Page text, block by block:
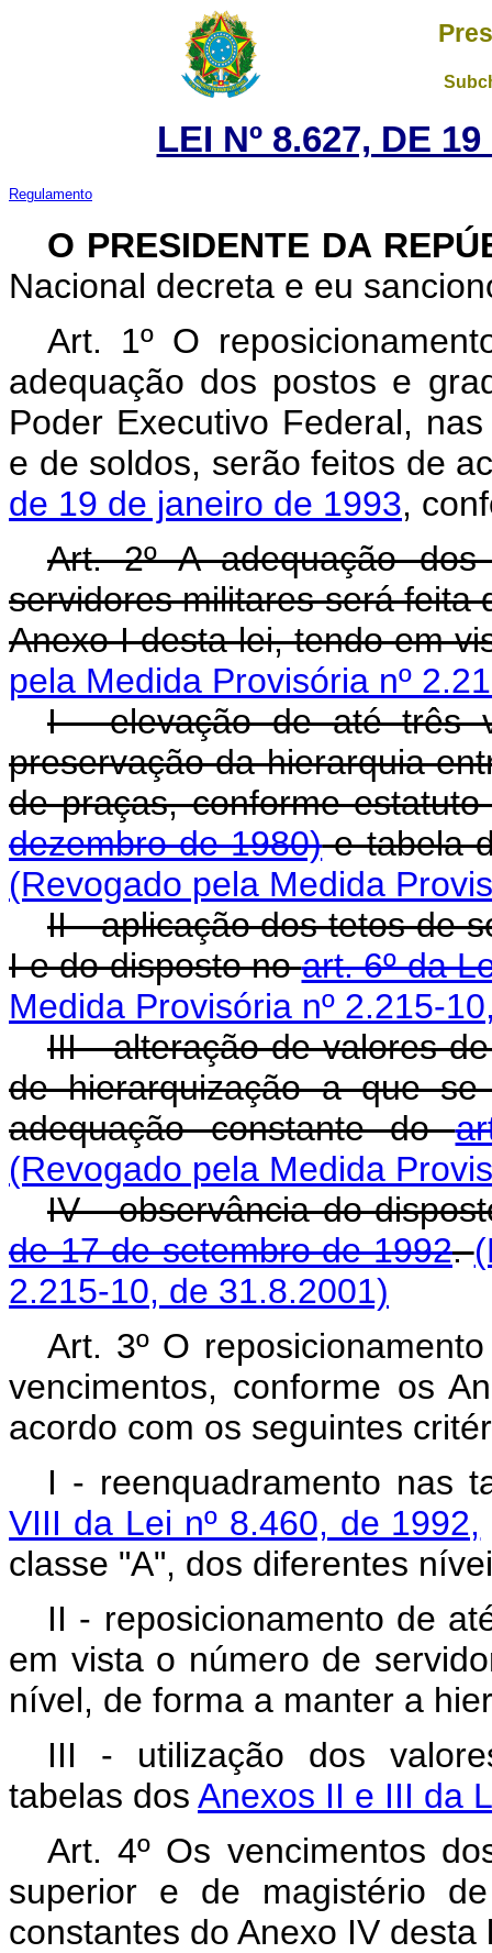
LEI Nº 8.627, DE
Regulamento
O PRESIDENTE DA
Nacional decreta e eu
Art. 1º O
adequação dos postos e
Poder Executivo Federal,
e de soldos, serão feitos de
de 19 de janeiro de 1993,
Art. 2º A adequação
servidores militares será feita
Anexo I desta lei, tendo em
pela Medida Provisória nº
I - elevação de até três
preservação da hierarquia
de praças, conforme
dezembro de 1980)e tabela
(Revogado pela Medida
II - aplicação dos tetos de
I e do disposto noart. 6º da
Medida Provisória nº 2.215-
III - alteração de valores
de hierarquização a que
adequação constante do
(Revogado pela Medida
IV - observância do
de 17 de setembro de 1992.
2.215-10, de 31.8.2001)
Art. 3º O
vencimentos, conforme os
acordo com os seguintes
I - reenquadramento nas
VIII da Lei nº 8.460, de 1992,
classe "A", dos diferentes
II - reposicionamento de
em vista o número de
nível, de forma a manter a
III - utilização dos
tabelas dos Anexos II e III da
Art. 4º Os vencimentos
superior e de magistério
constantes do Anexo IV desta